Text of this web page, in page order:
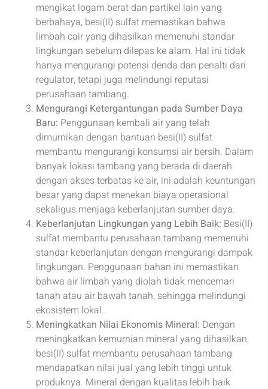
mengikat logam berat dan partikel lain yang
berbahaya, besi(II) sulfat memastikan bahwa
limbah cair yang dihasilkan memenuhi standar
lingkungan sebelum dilepas ke alam. Hal ini tidak
hanya mengurangi potensi denda dan penalti dari
regulator, tetapi juga melindungi reputasi
perusahaan tambang.
Mengurangi Ketergantungan pada Sumber Daya
Baru: Penggunaan kembali air yang telah
dimurnikan dengan bantuan besi(II) sulfat
membantu mengurangi konsumsi air bersih. Dalam
banyak lokasi tambang yang berada di daerah
dengan akses terbatas ke air, ini adalah keuntungan
besar yang dapat menekan biaya operasional
sekaligus menjaga keberlanjutan sumber daya.
Keberlanjutan Lingkungan yang Lebih Baik: Besi(II)
sulfat membantu perusahaan tambang memenuhi
standar keberlanjutan dengan mengurangi dampak
lingkungan. Penggunaan bahan ini memastikan
bahwa air limbah yang diolah tidak mencemari
tanah atau air bawah tanah, sehingga melindungi
ekosistem lokal.
Meningkatkan Nilai Ekonomis Mineral: Dengan
meningkatkan kemurnian mineral yang dihasilkan,
besi(II) sulfat membantu perusahaan tambang
mendapatkan nilai jual yang lebih tinggi untuk
produknya. Mineral dengan kualitas lebih baik